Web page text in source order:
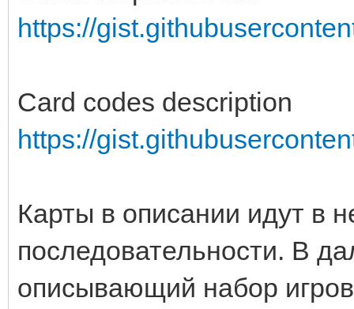
https://
Card codes description
https://
Карты в описании идут в
последовательности. В
описывающий набор